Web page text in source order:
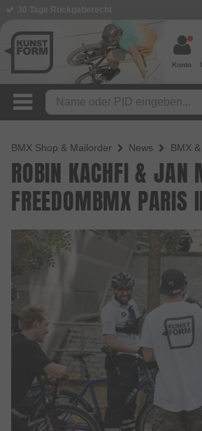
Konto
BMX Shop & Mailorder News BMX
ROBIN KACHFI & JAN
FREEDOMBMX PARIS